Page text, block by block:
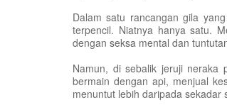
Dalam satu rancangan gila
terpencil. Niatnya hanya satu.
dengan seksa mental dan
Namun, di sebalik jeruji neraka
bermain dengan api, menjual
menuntut lebih daripada sekadar